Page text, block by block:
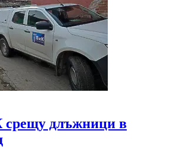
длъжници в